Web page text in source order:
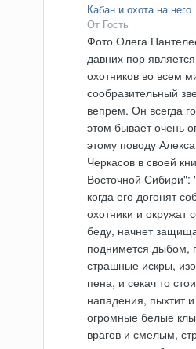
Кабан и охота на него
От Гость
Фото Олега
давних пор
охотников во всем
сообразительный
вепрем. Он всегда
этом бывает очень
этому поводу
Черкасов в своей
Восточной Сибири":
когда его догонят
охотники и окружат
беду, начнет
поднимется дыбом,
страшные искры,
пена, и секач то
нападения, пыхтит
огромные белые
врагов и смелым,